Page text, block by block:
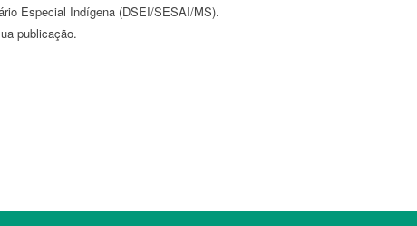
Especial Indígena (DSEI/SESAI/MS).
publicação.